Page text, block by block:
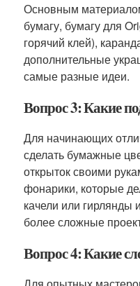
Основным
бумагу, бумагу для
горячий клей),
дополнительные
самые разные идеи.
Вопрос 3: Какие
Для начинающих
сделать бумажные
открыток своими
фонарики, которые
качели или гирлянды
более сложные
Вопрос 4: Какие